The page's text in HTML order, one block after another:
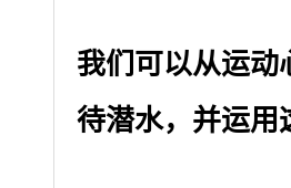
我们可以从运动
待潜水，并运用